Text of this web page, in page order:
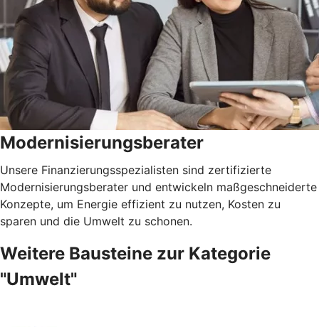
Modernisierungsberater
Unsere Finanzierungsspezialisten sind zertifizierte
Modernisierungsberater und entwickeln maßgeschneiderte
Konzepte, um Energie effizient zu nutzen, Kosten zu
sparen und die Umwelt zu schonen.
Weitere Bausteine zur Kategorie
"Umwelt"